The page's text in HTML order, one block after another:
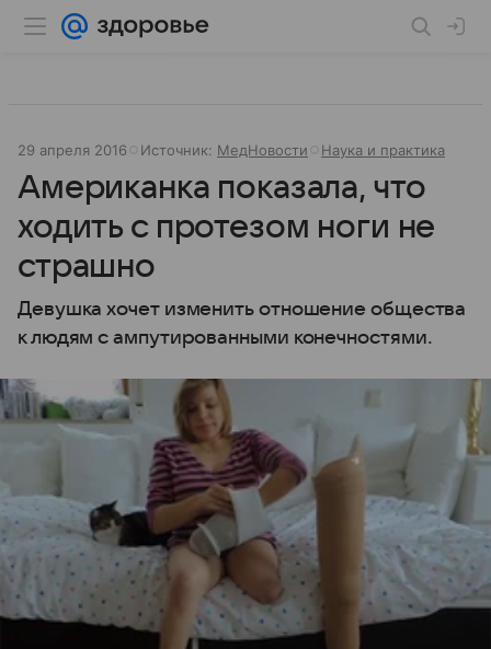
29 апреля 2016 Источник: МедНовости Наука и практика
Американка показала, что
ходить с протезом ноги не
страшно
Девушка хочет изменить отношение общества
к людям с ампутированными конечностями.